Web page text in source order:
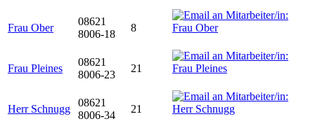
Frau Ober
08621
8006-18
8
Frau Pleines
08621
8006-23
21
Herr Schnugg
08621
8006-34
21